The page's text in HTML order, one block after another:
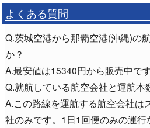
よくある質問
Q.茨城空港から那覇空港(沖縄)の
か？
A.最安値は15340円から販売中です
Q.就航している航空会社と運航本
A.この路線を運航する航空会社は
社のみです。1日1回便のみの運